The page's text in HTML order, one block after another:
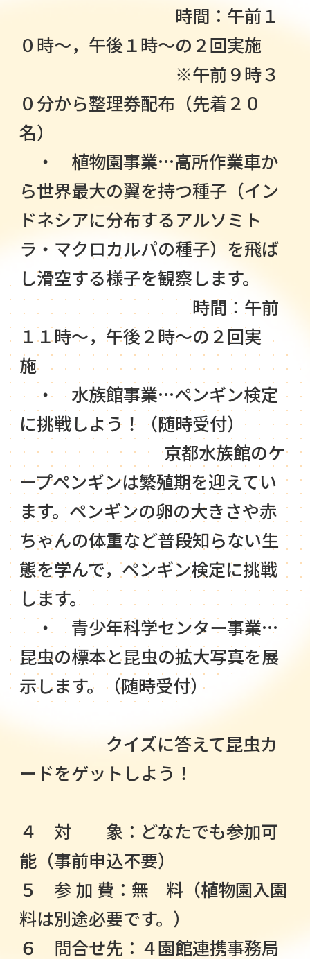
時間：午前１
０時～，午後１時～の２回実施
※午前９時３
０分から整理券配布（先着２０
名）
・ 植物園事業…高所作業車か
ら世界最大の翼を持つ種子（イン
ドネシアに分布するアルソミト
ラ・マクロカルパの種子）を飛ば
し滑空する様子を観察します。
時間：午前
１１時～，午後２時～の２回実
施
・ 水族館事業…ペンギン検定
に挑戦しよう！（随時受付）
京都水族館のケ
ープペンギンは繁殖期を迎えてい
ます。ペンギンの卵の大きさや赤
ちゃんの体重など普段知らない生
態を学んで，ペンギン検定に挑戦
します。
・ 青少年科学センター事業…
昆虫の標本と昆虫の拡大写真を展
示します。（随時受付）
クイズに答えて昆虫カ
ードをゲットしよう！
４ 対 象：どなたでも参加可
能（事前申込不要）
５ 参 加 費：無 料（植物園入園
料は別途必要です。）
６ 問合せ先：４園館連携事務局